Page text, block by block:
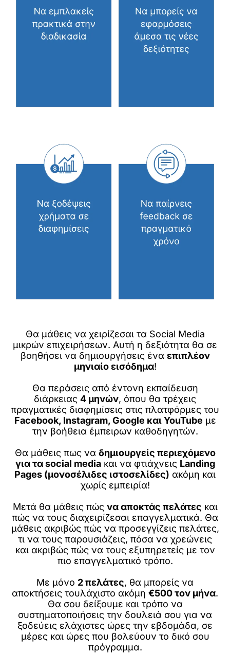
Θα μάθεις να χειρίζεσαι τα Social Media
μικρών επιχειρήσεων. Αυτή η δεξιότητα θα σε
βοηθήσει να δημιουργήσεις ένα επιπλέον
μηνιαίο εισόδημα!
Θα περάσεις από έντονη εκπαίδευση
διάρκειας 4 μηνών, όπου θα τρέχεις
πραγματικές διαφημίσεις στις πλατφόρμες του
Facebook, Instagram, Google και YouTube με
την βοήθεια έμπειρων καθοδηγητών.
Θα μάθεις πως να δημιουργείς περιεχόμενο
για τα social mediaκαι να φτιάχνεις Landing
Pages (μονοσέλιδες ιστοσελίδες) ακόμη και
χωρίς εμπειρία!
Μετά θα μάθεις πώς να αποκτάς πελάτες και
πώς να τους διαχειρίζεσαι επαγγελματικά. Θα
μάθεις ακριβώς πώς να προσεγγίζεις πελάτες,
τι να τους παρουσιάζεις, πόσα να χρεώνεις
και ακριβώς πώς να τους εξυπηρετείς με τον
πιο επαγγελματικό τρόπο.
Με μόνο 2 πελάτες, θα μπορείς να
αποκτήσεις τουλάχιστο ακόμη €500 τον μήνα.
Θα σου δείξουμε και τρόπο να
συστηματοποιήσεις την δουλειά σου για να
ξοδεύεις ελάχιστες ώρες την εβδομάδα, σε
μέρες και ώρες που βολεύουν το δικό σου
πρόγραμμα.